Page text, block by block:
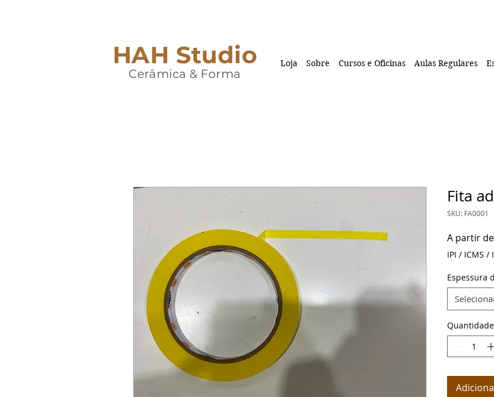
HAH Studio
Cerâmica & Forma
Loja Sobre Cursos e Oficinas Aulas Regulares
Fita
SKU: FA0001
A partir de
IPI / ICMS /
Espessura
Quantidade